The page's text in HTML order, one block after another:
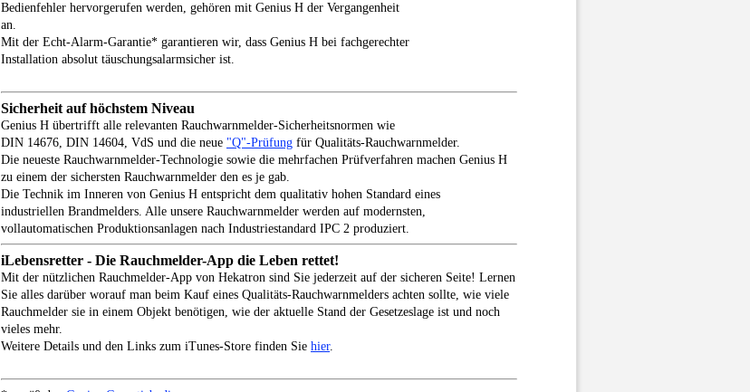
Bedienfehler hervorgerufen werden, gehören mit Genius H der Vergangenheit
an.
Mit der Echt-Alarm-Garantie* garantieren wir, dass Genius H bei fachgerechter
Installation absolut täuschungsalarmsicher ist.
Sicherheit auf höchstem Niveau
Genius H übertrifft alle relevanten Rauchwarnmelder-Sicherheitsnormen wie
DIN 14676, DIN 14604, VdS und die neue "Q"-Prüfung für Qualitäts-Rauchwarnmelder.
Die neueste Rauchwarnmelder-Technologie sowie die mehrfachen Prüfverfahren machen Genius H
zu einem der sichersten Rauchwarnmelder den es je gab.
Die Technik im Inneren von Genius H entspricht dem qualitativ hohen Standard eines
industriellen Brandmelders. Alle unsere Rauchwarnmelder werden auf modernsten,
vollautomatischen Produktionsanlagen nach Industriestandard IPC 2 produziert.
iLebensretter - Die Rauchmelder-App die Leben rettet!
Mit der nützlichen Rauchmelder-App von Hekatron sind Sie jederzeit auf der sicheren Seite! Lernen
Sie alles darüber worauf man beim Kauf eines Qualitäts-Rauchwarnmelders achten sollte, wie viele
Rauchmelder sie in einem Objekt benötigen, wie der aktuelle Stand der Gesetzeslage ist und noch
vieles mehr.
Weitere Details und den Links zum iTunes-Store finden Sie hier.